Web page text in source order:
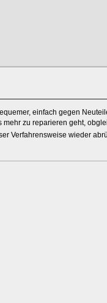
einfach gegen
zu reparieren geht,
Verfahrensweise wieder